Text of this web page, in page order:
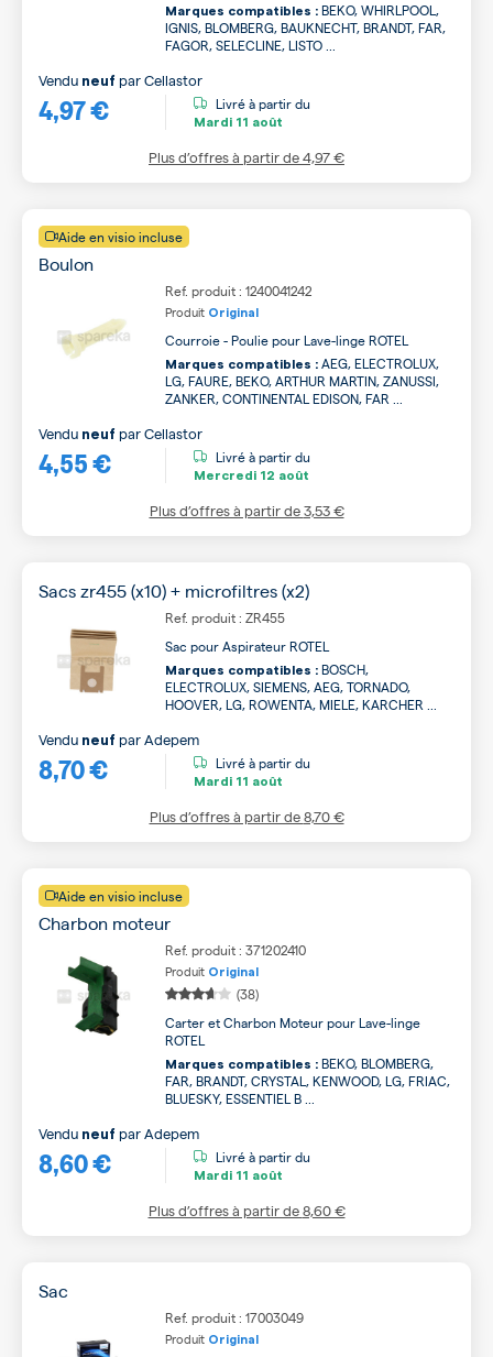
Marques compatibles : BEKO, WHIRLPOOL,
IGNIS, BLOMBERG, BAUKNECHT, BRANDT, FAR,
FAGOR, SELECLINE, LISTO ...
4,97 €
Vendu neuf parCellastor
Livré à partir du
Mardi 11 août
Plus d’offres à partir de4,97 €
Aide en visio incluse
Boulon
Ref. produit : 1240041242
Produit Original
Courroie - Poulie pour Lave-linge ROTEL
Marques compatibles : AEG, ELECTROLUX,
LG, FAURE, BEKO, ARTHUR MARTIN, ZANUSSI,
ZANKER, CONTINENTAL EDISON, FAR ...
4,55 €
Vendu neuf parCellastor
Livré à partir du
Mercredi 12 août
Plus d’offres à partir de3,53 €
Sacs zr455 (x10) + microfiltres (x2)
Ref. produit : ZR455
Sac pour Aspirateur ROTEL
Marques compatibles : BOSCH,
ELECTROLUX, SIEMENS, AEG, TORNADO,
HOOVER, LG, ROWENTA, MIELE, KARCHER ...
8,70 €
Vendu neuf parAdepem
Livré à partir du
Mardi 11 août
Plus d’offres à partir de8,70 €
Aide en visio incluse
Charbon moteur
Ref. produit : 371202410
Produit Original
(38)
Carter et Charbon Moteur pour Lave-linge
ROTEL
Marques compatibles : BEKO, BLOMBERG,
FAR, BRANDT, CRYSTAL, KENWOOD, LG, FRIAC,
BLUESKY, ESSENTIEL B ...
8,60 €
Vendu neuf parAdepem
Livré à partir du
Mardi 11 août
Plus d’offres à partir de8,60 €
Sac
Ref. produit : 17003049
Produit Original